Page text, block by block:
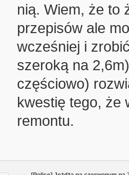
nią. Wiem, że to
przepisów ale
wcześniej i
szeroką na
częściowo)
kwestię tego, że
remontu.